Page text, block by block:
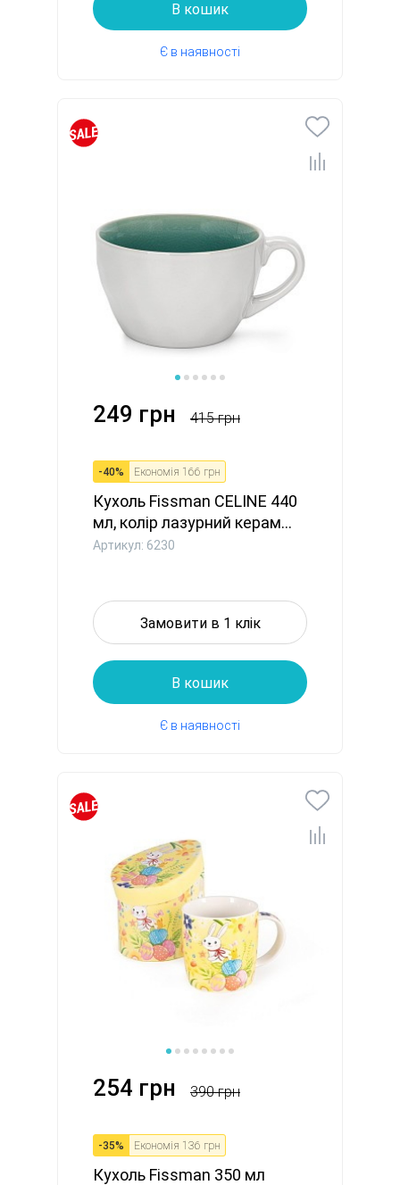
В кошик
Є в наявності
249 грн 415 грн
-40% Економія 166 грн
Кухоль Fissman CELINE 440
мл, колір лазурний керам...
Артикул: 6230
Замовити в 1 клік
В кошик
Є в наявності
254 грн 390 грн
-35% Економія 136 грн
Кухоль Fissman 350 мл